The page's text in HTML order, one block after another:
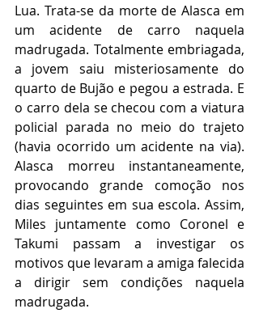
Lua. Trata-se da morte de Alasca em
um acidente de carro naquela
madrugada. Totalmente embriagada,
a jovem saiu misteriosamente do
quarto de Bujão e pegou a estrada. E
o carro dela se checou com a viatura
policial parada no meio do trajeto
(havia ocorrido um acidente na via).
Alasca morreu instantaneamente,
provocando grande comoção nos
dias seguintes em sua escola. Assim,
Miles juntamente como Coronel e
Takumi passam a investigar os
motivos que levaram a amiga falecida
a dirigir sem condições naquela
madrugada.